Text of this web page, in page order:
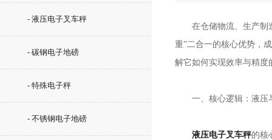
- 液压电子叉车秤
- 碳钢电子地磅
- 特殊电子秤
- 不锈钢电子地磅
在仓储物流、生产制造
重”二合一的核心优势，
解它如何实现效率与精度
一、核心逻辑：液压
液压电子叉车秤的核